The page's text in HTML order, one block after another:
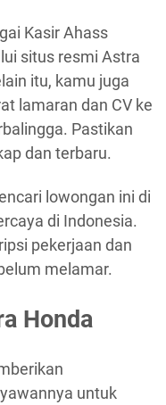
Kasir Ahass
situs resmi Astra
itu, kamu juga
lamaran dan CV ke
Pastikan
dan terbaru.
lowongan ini di
di Indonesia.
pekerjaan dan
melamar.
Honda
untuk